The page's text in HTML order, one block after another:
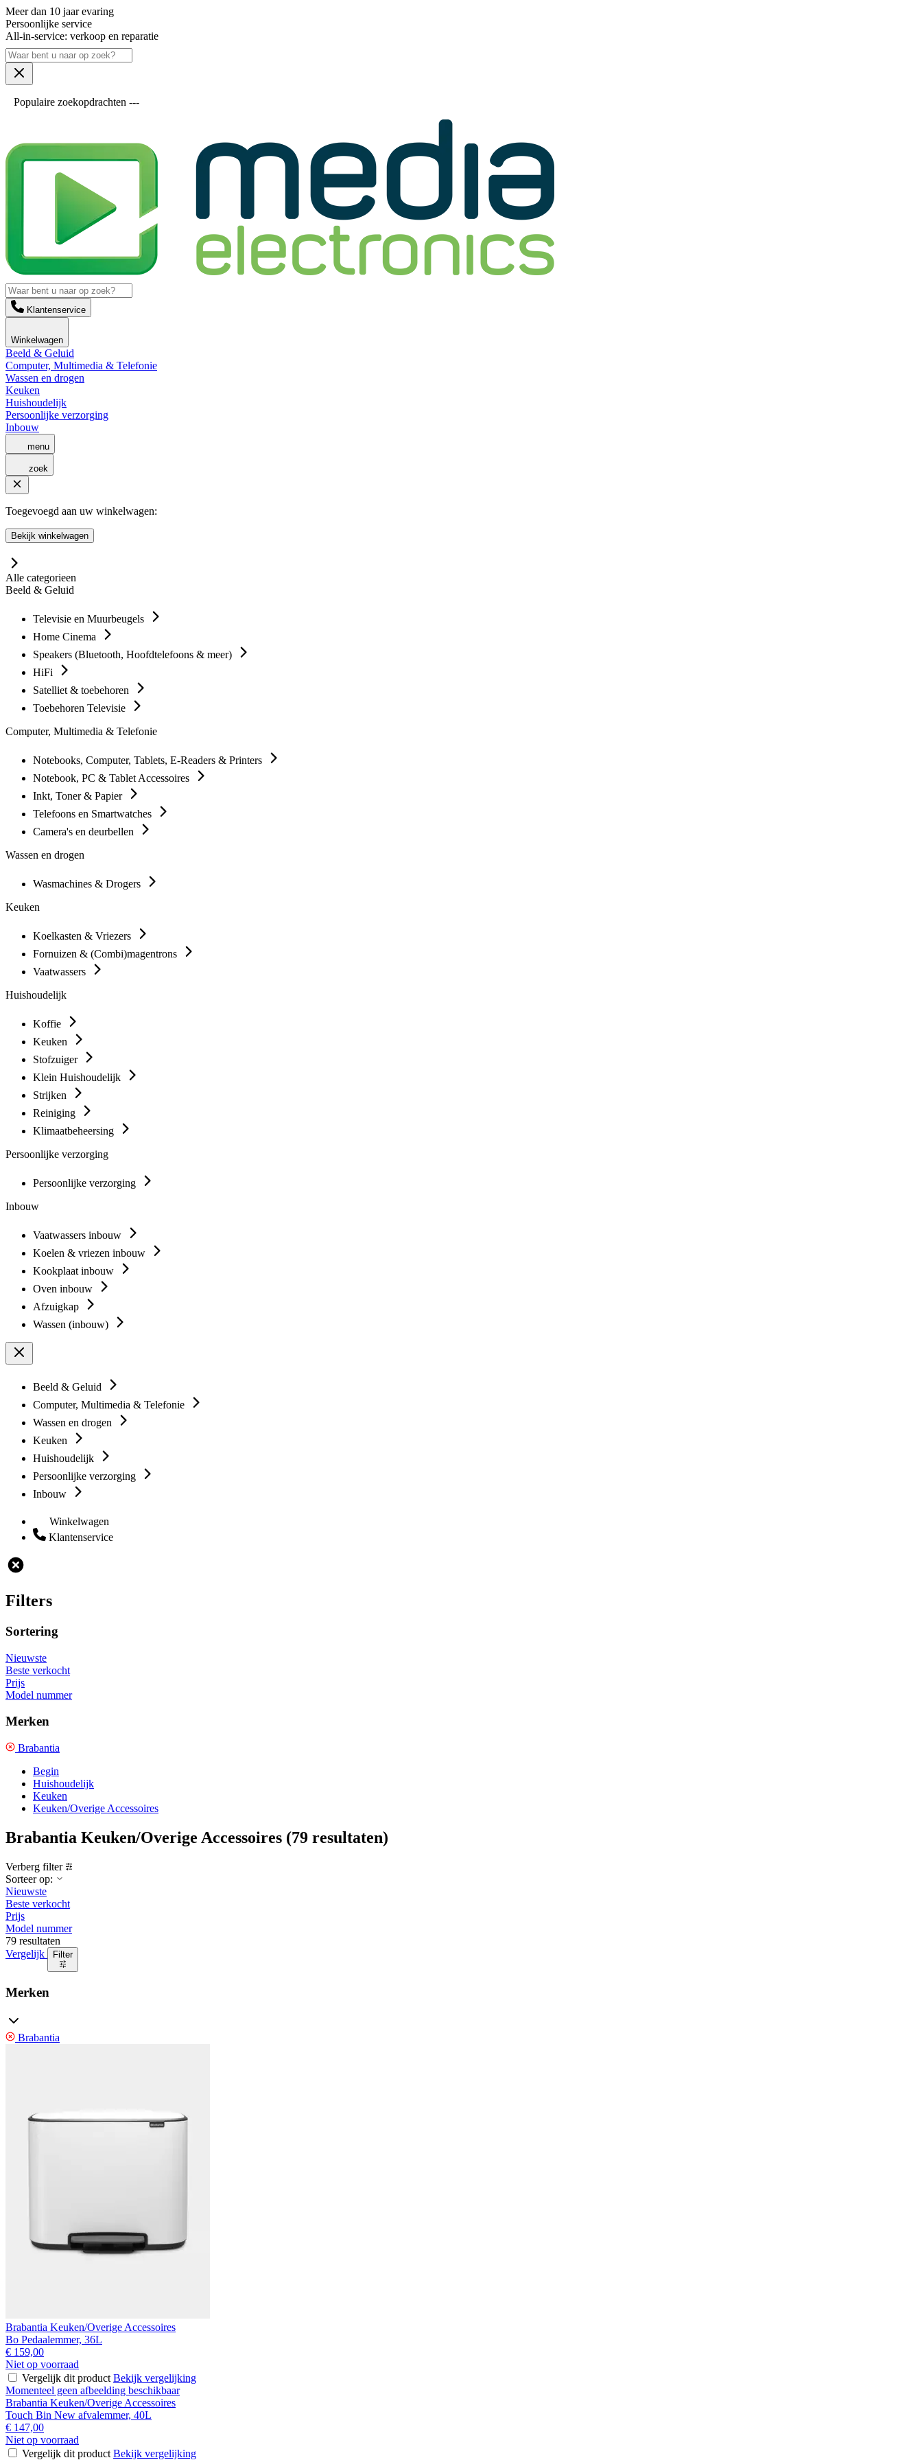
Meer dan 10 jaar evaring
Persoonlijke service
All-in-service: verkoop en reparatie
Populaire zoekopdrachten ---
Klantenservice
Winkelwagen
Beeld & Geluid
Computer, Multimedia & Telefonie
Wassen en drogen
Keuken
Huishoudelijk
Persoonlijke verzorging
Inbouw
menu
zoek
Toegevoegd aan uw winkelwagen:
Bekijk winkelwagen
Alle categorieen
Beeld & Geluid
Televisie en Muurbeugels
Home Cinema
Speakers (Bluetooth, Hoofdtelefoons & meer)
HiFi
Satelliet & toebehoren
Toebehoren Televisie
Computer, Multimedia & Telefonie
Notebooks, Computer, Tablets, E-Readers & Printers
Notebook, PC & Tablet Accessoires
Inkt, Toner & Papier
Telefoons en Smartwatches
Camera's en deurbellen
Wassen en drogen
Wasmachines & Drogers
Keuken
Koelkasten & Vriezers
Fornuizen & (Combi)magentrons
Vaatwassers
Huishoudelijk
Koffie
Keuken
Stofzuiger
Klein Huishoudelijk
Strijken
Reiniging
Klimaatbeheersing
Persoonlijke verzorging
Persoonlijke verzorging
Inbouw
Vaatwassers inbouw
Koelen & vriezen inbouw
Kookplaat inbouw
Oven inbouw
Afzuigkap
Wassen (inbouw)
Beeld & Geluid
Computer, Multimedia & Telefonie
Wassen en drogen
Keuken
Huishoudelijk
Persoonlijke verzorging
Inbouw
Winkelwagen
Klantenservice
Filters
Sortering
Nieuwste
Beste verkocht
Prijs
Model nummer
Merken
Brabantia
Begin
Huishoudelijk
Keuken
Keuken/Overige Accessoires
Brabantia Keuken/Overige Accessoires (79 resultaten)
Verberg filter
Sorteer op:
Nieuwste
Beste verkocht
Prijs
Model nummer
79 resultaten
Vergelijk
Filter
Merken
Brabantia
Brabantia Keuken/Overige Accessoires
Bo Pedaalemmer, 36L
€ 159,00
Niet op voorraad
Vergelijk dit product Bekijk vergelijking
Momenteel geen afbeelding beschikbaar
Brabantia Keuken/Overige Accessoires
Touch Bin New afvalemmer, 40L
€ 147,00
Niet op voorraad
Vergelijk dit product Bekijk vergelijking